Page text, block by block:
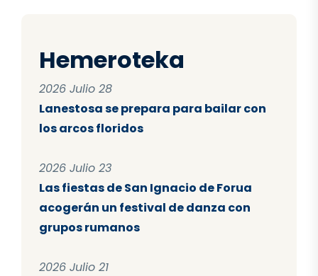
Hemeroteka
2026 Julio 28
Lanestosa se prepara para bailar con
los arcos floridos
2026 Julio 23
Las fiestas de San Ignacio de Forua
acogerán un festival de danza con
grupos rumanos
2026 Julio 21